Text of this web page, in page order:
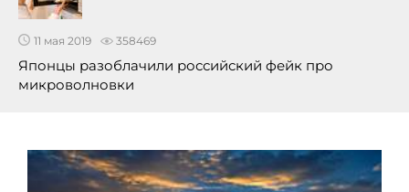
11 мая 2019 358469
Японцы разоблачили российский фейк про
микроволновки